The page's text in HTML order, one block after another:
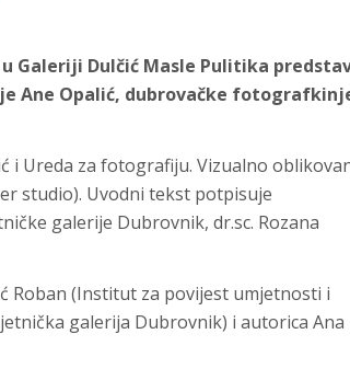
u Galeriji Dulčić Masle Pulitika
Ane Opalić, dubrovačke
i Ureda za fotografiju. Vizualno
studio). Uvodni tekst potpisuje
galerije Dubrovnik, dr.sc. Rozana
Roban (Institut za povijest umjetnosti i
galerija Dubrovnik) i autorica Ana